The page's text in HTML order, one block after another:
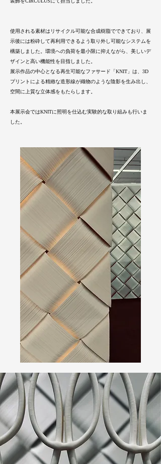
使用される素材はリサイクル可能な合成樹脂でできており、展
示後には粉砕して再利用できるよう取り外し可能なシステムを
構築しました。 環境への負荷を最小限に抑えながら、美しいデ
ザインと高い機能性を目指しました。
展示作品の中心となる再生可能なファサード「KNIT」は、3D
プリントによる精緻な造形線が織物のような陰影を生み出し、
空間に上質な立体感をもたらします。
​本展示会ではKNITに照明を仕込む実験的な取り組みも行いま
した。